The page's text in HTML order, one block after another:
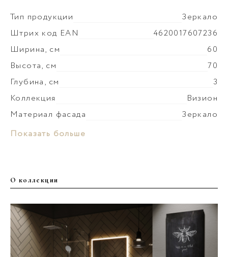
Тип продукции
Зеркало
Штрих код EAN
4620017607236
Ширина, см
60
Высота, см
70
Глубина, см
3
Коллекция
Визион
Материал фасада
Зеркало
Вес мебели, кг
Показать больше
О коллекции